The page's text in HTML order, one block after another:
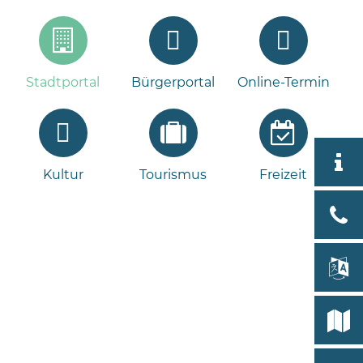
Stadtportal Bürgerportal Online-Termin
Kultur Tourismus Freizeit
Bleeck
19